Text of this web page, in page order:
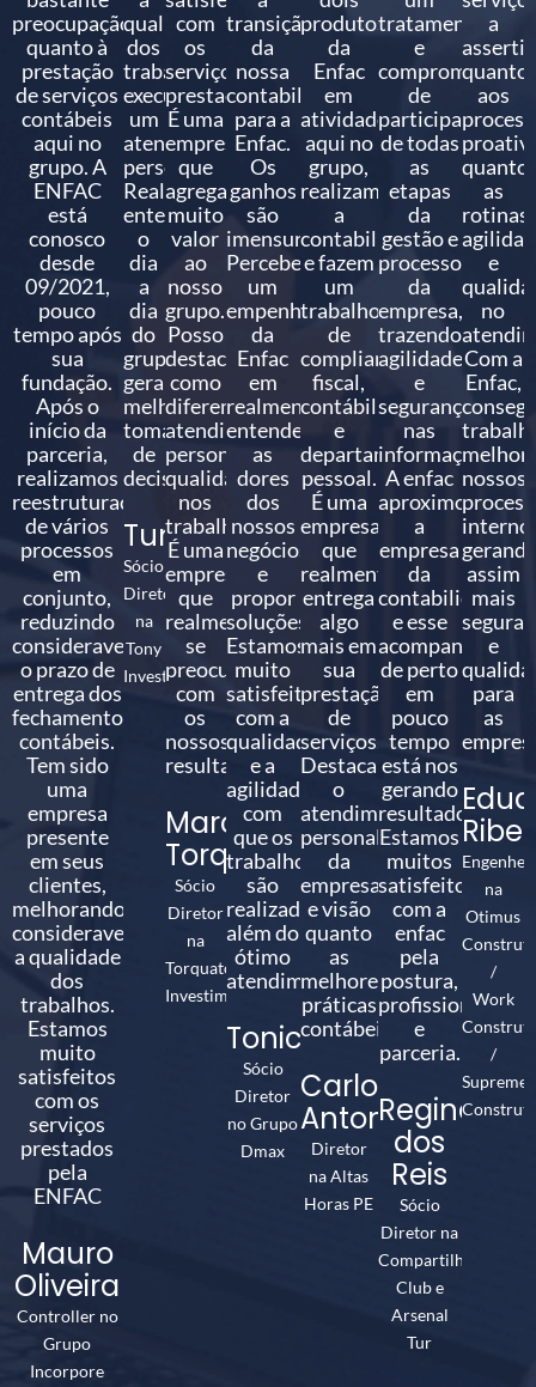
preocupação
quanto à
prestação
de serviços
contábeis
aqui no
grupo. A
ENFAC
está
conosco
desde
09/2021,
pouco
tempo após
sua
fundação.
Após o
início da
parceria,
realizamos
reestruturação
de vários
processos
em
conjunto,
reduzindo
consideravelmente
o prazo de
entrega dos
fechamentos
contábeis.
Tem sido
uma
empresa
presente
em seus
clientes,
melhorando
consideravelmente
a qualidade
dos
trabalhos.
Estamos
muito
satisfeitos
com os
serviços
prestados
pela
ENFAC
Mauro
Oliveira
Controller no
Grupo
Incorpore
qualidade
dos
trabalhos
executados,
um
atendimento
personalizado.
Realmente
entendem
o
dia
a
dia
do
grupo,
gerando
melhores
tomadas
de
decisão.
Tunico
Sócio
Diretor
na
Tony
Investimentos
com
os
serviços
prestados.
É uma
empresa
que
agrega
muito
valor
ao
nosso
grupo.
Posso
destacar
como
diferencias
atendimento
personalizado,
qualidade
nos
trabalhos.
É uma
empresa
que
realmente
se
preocupa
com
os
nossos
resultados.
Marcelo
Torquato
Sócio
Diretor
na
Torquato
Investimentos
transição
da
nossa
contabilidade
para a
Enfac.
Os
ganhos
são
imensuráveis.
Percebemos
um
empenho
da
Enfac
em
realmente
entender
as
dores
dos
nossos
negócios
e
propor
soluções.
Estamos
muito
satisfeitos
com a
qualidade
e a
agilidade
com
que os
trabalhos
são
realizados,
além do
ótimo
atendimento.
Tonico
Sócio
Diretor
no Grupo
Dmax
produtos
da
Enfac
em
atividade
aqui no
grupo,
realizam
a
contabilidade
e fazem
um
trabalho
de
compliance
fiscal,
contábil
e
departamento
pessoal.
É uma
empresa
que
realmente
entrega
algo
mais em
sua
prestação
de
serviços.
Destacamos
o
atendimento
personalizado
da
empresa
e visão
quanto
as
melhores
práticas
contábeis.
Carlos
Antonio
Diretor
na Altas
Horas PE
tratamento
e
compromisso
de
participar
de todas
as
etapas
da
gestão e
processos
da
empresa,
trazendo
agilidade
e
segurança
nas
informações.
A enfac
aproximou
a
empresa
da
contabilidade,
e esse
de perto
em
pouco
tempo
está nos
gerando
resultados.
Estamos
muitos
satisfeitos
com a
enfac
pela
postura,
profissionalismo
e
parceria.
Reginaldo
dos
Reis
Sócio
Diretor na
Compartilha
Club e
Arsenal
Tur
a
quanto
aos
quanto
as
rotinas,
e
no
Com a
Enfac,
melhor
nossos
assim
mais
e
para
as
na
Otimus
/
Work
/
Supreme